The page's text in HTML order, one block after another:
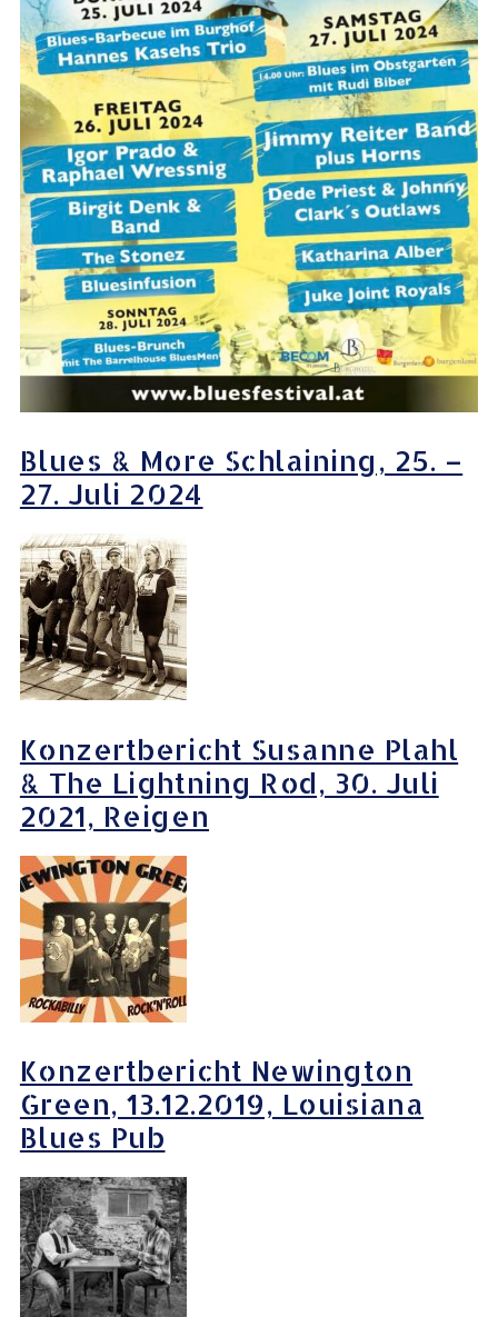
Blues & More Schlaining, 25. –
27. Juli 2024
Konzertbericht Susanne Plahl
& The Lightning Rod, 30. Juli
2021, Reigen
Konzertbericht Newington
Green, 13.12.2019, Louisiana
Blues Pub